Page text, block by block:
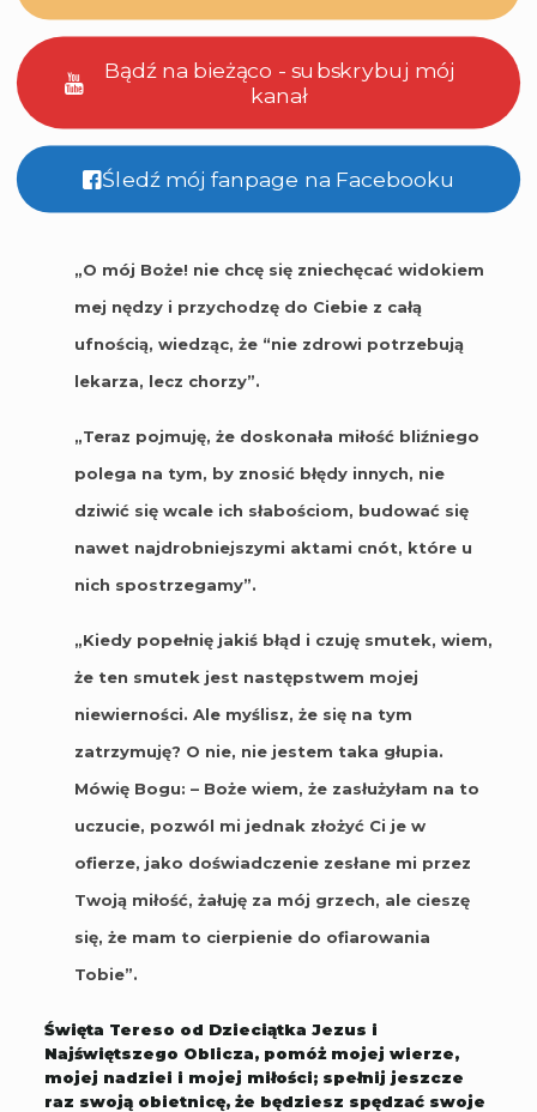
Bądź na bieżąco - subskrybuj mój
kanał
Śledź mój fanpage na Facebooku
„O mój Boże! nie chcę się zniechęcać widokiem
mej nędzy i przychodzę do Ciebie z całą
ufnością, wiedząc, że “nie zdrowi potrzebują
lekarza, lecz chorzy”.
„Teraz pojmuję, że doskonała miłość bliźniego
polega na tym, by znosić błędy innych, nie
dziwić się wcale ich słabościom, budować się
nawet najdrobniejszymi aktami cnót, które u
nich spostrzegamy”.
„Kiedy popełnię jakiś błąd i czuję smutek, wiem,
że ten smutek jest następstwem mojej
niewierności. Ale myślisz, że się na tym
zatrzymuję? O nie, nie jestem taka głupia.
Mówię Bogu: – Boże wiem, że zasłużyłam na to
uczucie, pozwól mi jednak złożyć Ci je w
ofierze, jako doświadczenie zesłane mi przez
Twoją miłość, żałuję za mój grzech, ale cieszę
się, że mam to cierpienie do ofiarowania
Tobie”.
Święta Tereso od Dzieciątka Jezus i
Najświętszego Oblicza, pomóż mojej wierze,
mojej nadziei i mojej miłości; spełnij jeszcze
raz swoją obietnicę, że będziesz spędzać swoje